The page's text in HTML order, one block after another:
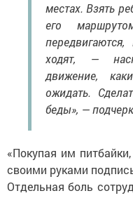
местах. Взять
его
ходят, —
движение,
ожидать.
беды», —
«Покупая им
своими руками
Отдельная боль